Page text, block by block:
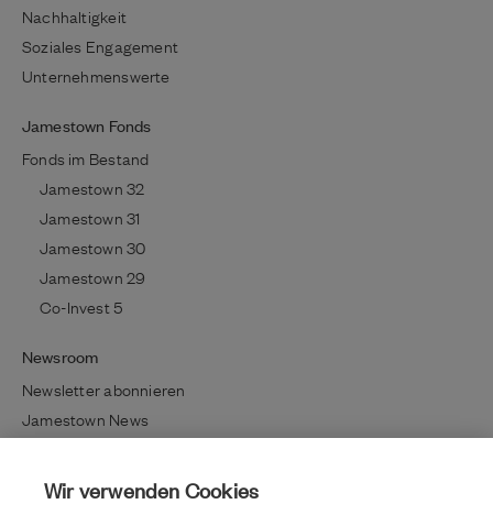
Nachhaltigkeit
Soziales Engagement
Unternehmenswerte
Jamestown Fonds
Fonds im Bestand
Jamestown 32
Jamestown 31
Jamestown 30
Jamestown 29
Co-Invest 5
Newsroom
Newsletter abonnieren
Jamestown News
Lifestyle / Kultur
Wir verwenden Cookies